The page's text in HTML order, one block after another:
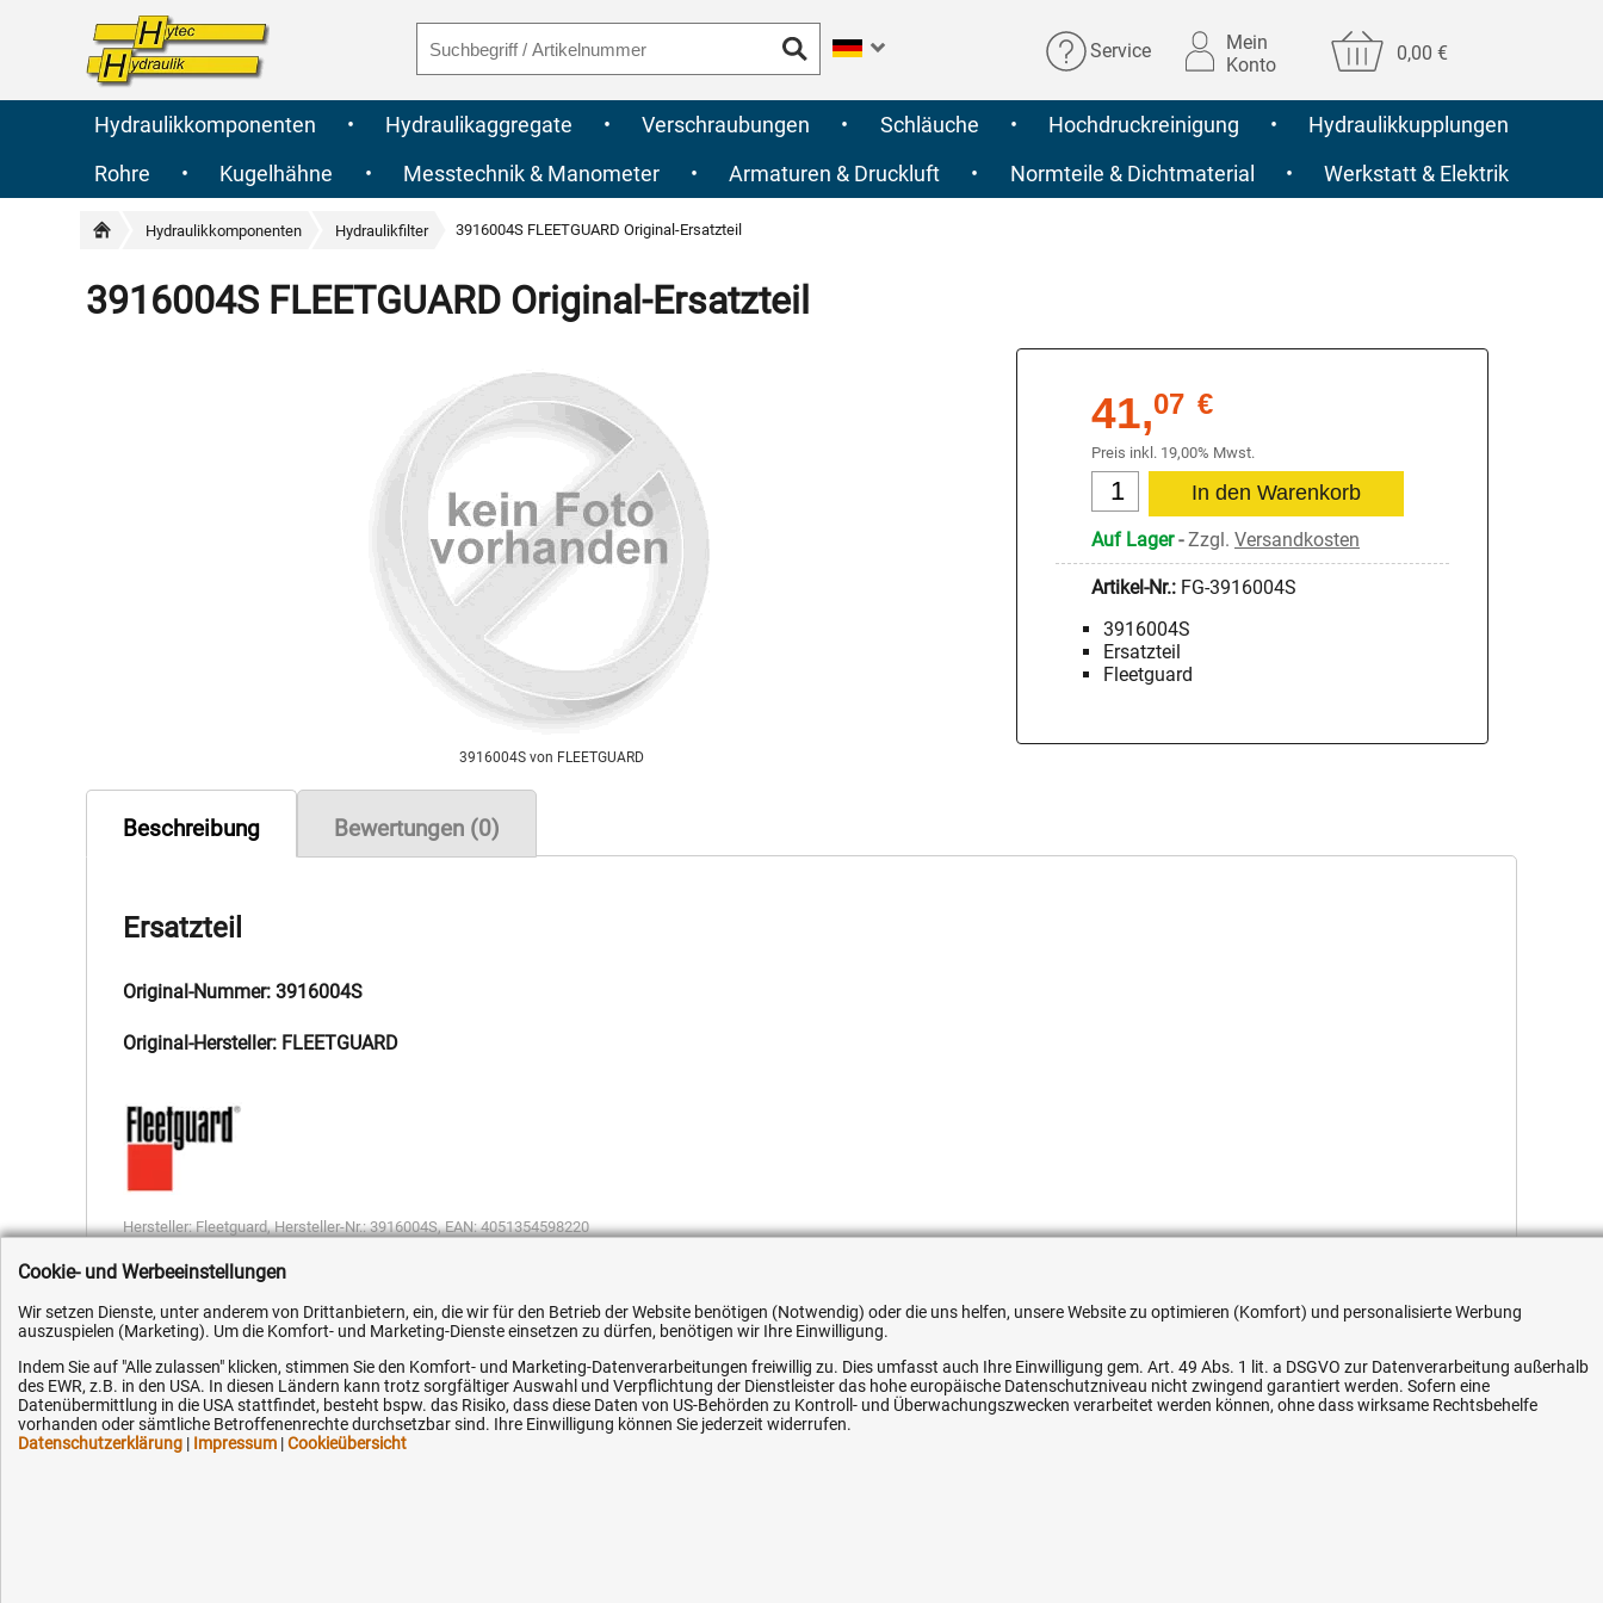
Service
Mein
Konto
0,00 €
Hydraulikkomponenten • Hydraulikaggregate • Verschraubungen • Schläuche • Hochdruckreinigung •
Hydraulikkupplungen
Rohre
• Kugelhähne • Messtechnik & Manometer • Armaturen & Druckluft • Normteile & Dichtmaterial • Werkstatt & Elektrik
Hydraulikkomponenten Hydraulikfilter 3916004S FLEETGUARD Original-Ersatzteil
3916004S FLEETGUARD Original-Ersatzteil
3916004S von FLEETGUARD
41,07 €
Preis inkl. 19,00% Mwst.
Auf Lager-Zzgl. Versandkosten
Artikel-Nr.: FG-3916004S
3916004S
Ersatzteil
Fleetguard
Beschreibung
Ersatzteil
Original-Nummer: 3916004S
Original-Hersteller: FLEETGUARD
Hersteller: Fleetguard,Hersteller-Nr.: 3916004S,EAN: 4051354598220
Bewertungen (0)
Kundenhotline (Festnetz):
+49 (0) 5351 - 523 520
Hilfe & Service
Versandkosten
Ihre Hytec-Hydraulik Vorteile
Schneller Versand, meist am selben Tag
Flexible Zahlung
Cookie- und Werbeeinstellungen
Wir setzen Dienste, unter anderem von Drittanbietern, ein, die wir für den Betrieb der Website benötigen (Notwendig) oder die uns helfen, unsere Website zu optimieren (Komfort) und personalisierte Werbung
auszuspielen (Marketing). Um die Komfort- und Marketing-Dienste einsetzen zu dürfen, benötigen wir Ihre Einwilligung.
Indem Sie auf "Alle zulassen" klicken, stimmen Sie den Komfort- und Marketing-Datenverarbeitungen freiwillig zu. Dies umfasst auch Ihre Einwilligung gem. Art. 49 Abs. 1 lit. a DSGVO zur Datenverarbeitung außerhalb
des EWR, z.B. in den USA. In diesen Ländern kann trotz sorgfältiger Auswahl und Verpflichtung der Dienstleister das hohe europäische Datenschutzniveau nicht zwingend garantiert werden. Sofern eine
Datenübermittlung in die USA stattfindet, besteht bspw. das Risiko, dass diese Daten von US-Behörden zu Kontroll- und Überwachungszwecken verarbeitet werden können, ohne dass wirksame Rechtsbehelfe
vorhanden oder sämtliche Betroffenenrechte durchsetzbar sind. Ihre Einwilligung können Sie jederzeit widerrufen.
Datenschutzerklärung | Impressum |Cookieübersicht